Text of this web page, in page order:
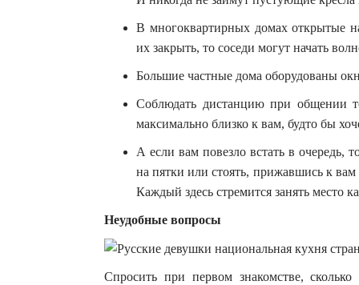
В многоквартирных домах открытые
их закрыть, то соседи могут начать
Большие частные дома оборудованы
Соблюдать дистанцию при общении
максимально близко к вам, будто бы
А если вам повезло встать в очередь,
на пятки или стоять, прижавшись к
Каждый здесь стремится занять место
Неудобные вопросы
Спросить при первом знакомстве,